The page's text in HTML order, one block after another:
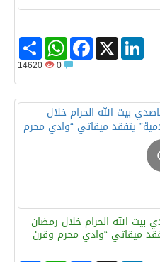
Share
WhatsAppFacebook X
LinkedIn
14620
بيت الله الحرام خلال رمضان
ميقاتي “وادي محرم وقرن